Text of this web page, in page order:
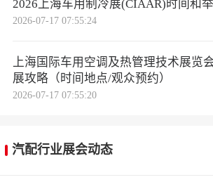
2026上海车用制冷展(CIAAR)时间和
2026-07-17 07:55:24
上海国际车用空调及热管理技术展览
展攻略（时间地点/观众预约）
2026-07-17 07:55:20
汽配行业展会动态